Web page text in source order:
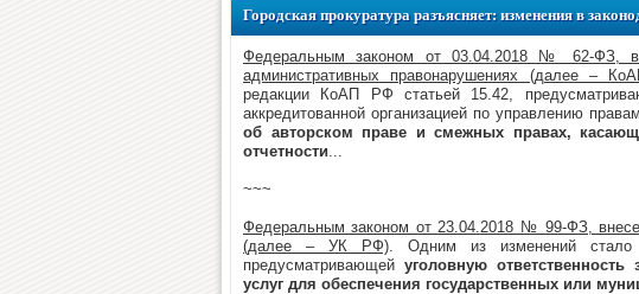
Городская прокуратура разъясняет: изменения в
Федеральным законом от 03.04.2018 № 62-ФЗ,
административных правонарушениях (далее –
редакции КоАП РФ статьей 15.42,
аккредитованной организацией по управлению
об авторском праве и смежных правах,
отчетности...
~~~
Федеральным законом от 23.04.2018 № 99-ФЗ,
(далее – УК РФ). Одним из изменений стало
предусматривающей уголовную
услуг для обеспечения государственных или